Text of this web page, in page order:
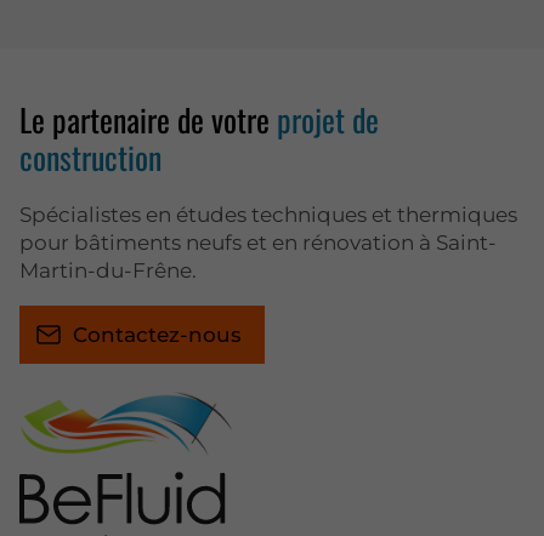
Le partenaire de votre projet de
construction
Spécialistes en études techniques et thermiques
pour bâtiments neufs et en rénovation à Saint-
Martin-du-Frêne.
Contactez-nous